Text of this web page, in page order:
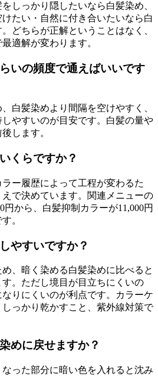
しっかり隠したいなら白髪染め、
たい・自然に付き合いたいなら白
どちらが正解ということはなく、
適解が変わります。
いの頻度で通えばいいです
白髪染めより間隔を空けやすく、
やすいのが目安です。白髪の量や
します。
くらですか？
ー履歴によって工程が変わるた
で決めています。関連メニューの
円から、白髪抑制カラーが11,000円
。
やすいですか？
、暗く染める白髪染めに比べると
。ただし境目が目立ちにくいの
りにくいのが利点です。カラーケ
っかり乾かすこと、紫外線対策で
めに戻せますか？
った部分に暗い色を入れると沈み